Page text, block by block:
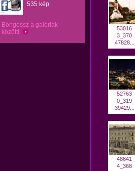
535 kép
Böngéssz a galériák
között!
53016
3_370
47828...
52763
0_319
39429...
48641
4_368